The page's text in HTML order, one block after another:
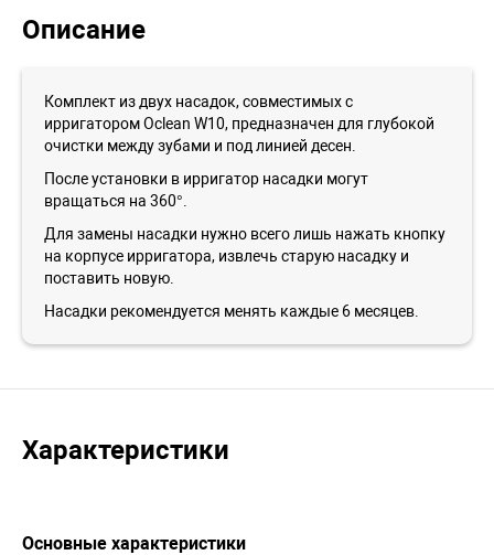
Описание
Комплект из двух насадок, совместимых с
ирригатором Oclean W10, предназначен для глубокой
очистки между зубами и под линией десен.
После установки в ирригатор насадки могут
вращаться на 360°.
Для замены насадки нужно всего лишь нажать кнопку
на корпусе ирригатора, извлечь старую насадку и
поставить новую.
Насадки рекомендуется менять каждые 6 месяцев.
Характеристики
Основные характеристики